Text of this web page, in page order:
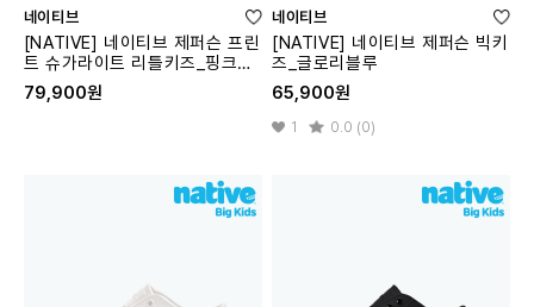
네이티브
[NATIVE] 네이티브 제퍼슨 프린
트 슈가라이트 리틀키즈_핑크데
이지
79,900원
네이티브
[NATIVE] 네이티브 제퍼슨 빅키
즈_글로리블루
65,900원
1 0.0 (0)